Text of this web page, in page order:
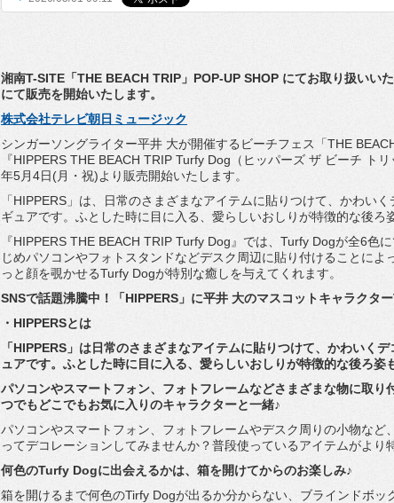
湘南T-SITE「THE BEACH TRIP」POP-UP SHOP にてお取り扱いい
にて販売を開始いたします。
株式会社テレビ朝日ミュージック
シンガーソングライター平井 大が開催するビーチフェス「THE
『HIPPERS THE BEACH TRIP Turfy Dog（ヒッパーズ ザ ビーチ ト
年5月4日(月・祝)より販売開始いたします。
「HIPPERS」は、日常のさまざまなアイテムに貼りつけて、 かわいく
ギュアです。 ふとした時に目に入る、 愛らしいおしりが特徴的な後ろ
『HIPPERS THE BEACH TRIP Turfy Dog』では、Turfy Dogが全6色に
じめパソコンやフォトスタンドなどデスク周辺 に貼り付けることによ
っと顔を覗かせるTurfy Dogが特別な癒しを与えてくれます。
SNSで話題沸騰中！「HIPPERS」に平井 大のマスコットキャラクタ
・HIPPERSとは
「HIPPERS」は日常のさまざまなアイテムに貼りつけて、 かわいくデ
ュアです。 ふとした時に目に入る、 愛らしいおしりが特徴的な後ろ姿
パソコンやスマートフォン、 フォトフレームなどさまざまな物に取り
つでもどこでもお気に入りのキャラクターと一緒♪
パソコンやスマートフォン、 フォトフレームやデスク周りの小物など、
ってデコレーションしてみませんか？普段使っているアイテムがより
何色のTurfy Dogに出会えるかは、箱を開けてからのお楽しみ♪
箱を開けるまで何色のTirfy Dogが出るか分からない、ブラインドボッ